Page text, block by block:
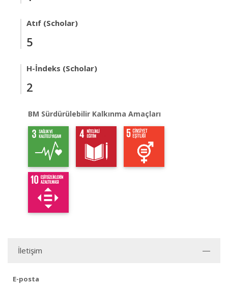
Atıf (Scholar)
5
H-İndeks (Scholar)
2
BM Sürdürülebilir Kalkınma Amaçları
İletişim
E-posta